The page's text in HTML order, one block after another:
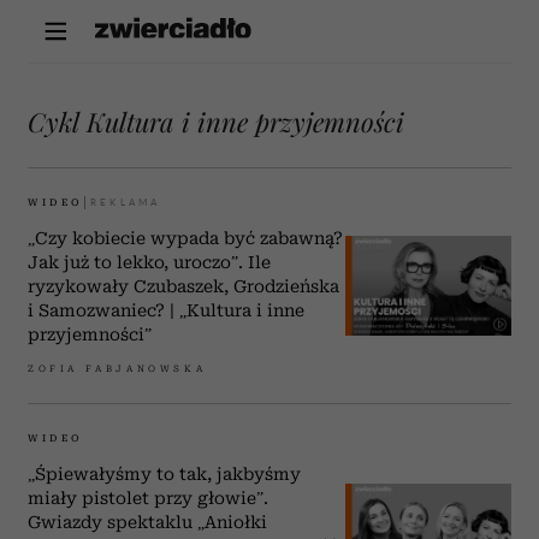
Cykl Kultura i inne przyjemności
WIDEO
„Czy kobiecie wypada być zabawną?
Jak już to lekko, uroczo”. Ile
ryzykowały Czubaszek, Grodzieńska
i Samozwaniec? | „Kultura i inne
przyjemności”
ZOFIA FABJANOWSKA
WIDEO
„Śpiewałyśmy to tak, jakbyśmy
miały pistolet przy głowie”.
Gwiazdy spektaklu „Aniołki